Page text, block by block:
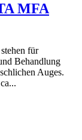
MFA
für
Behandlung
Auges.